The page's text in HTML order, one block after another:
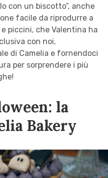
con un biscotto”, anche
facile da riprodurre a
piccini, che Valentina ha
con noi,
di Camelia e fornendoci
per sorprendere i più
la
Bakery